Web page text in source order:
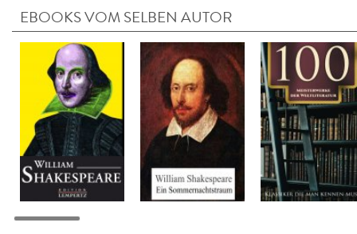
EBOOKS VOM SELBEN AUTOR